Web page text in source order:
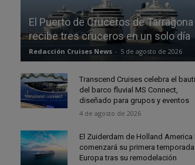
El Puerto de Cruceros de Tarragona
recibe tres cruceros en un solo día
Redacción Cruises News - 5 de agosto de 2026
Transcend Cruises celebra el
del barco fluvial MS Connect,
diseñado para grupos y eventos
4 de agosto de 2026
El Zuiderdam de Holland America
comenzará su primera temporada
Europa tras su remodelación